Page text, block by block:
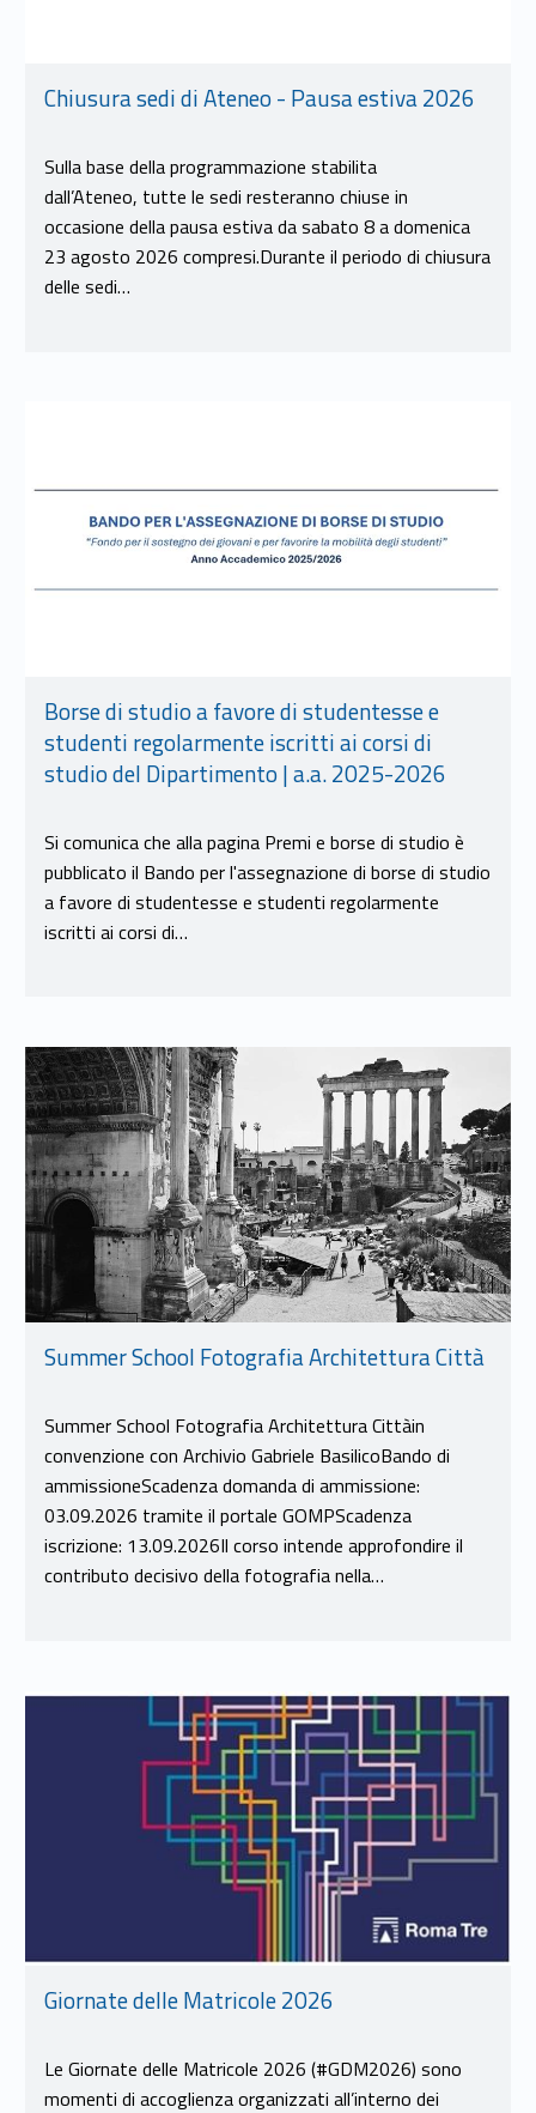
Chiusura sedi di Ateneo - Pausa estiva 2026
Sulla base della programmazione stabilita
dall’Ateneo, tutte le sedi resteranno chiuse in
occasione della pausa estiva da sabato 8 a domenica
23 agosto 2026 compresi.Durante il periodo di chiusura
delle sedi…
Borse di studio a favore di studentesse e
studenti regolarmente iscritti ai corsi di
studio del Dipartimento | a.a. 2025-2026
Si comunica che alla pagina Premi e borse di studio è
pubblicato il Bando per l'assegnazione di borse di studio
a favore di studentesse e studenti regolarmente
iscritti ai corsi di…
Link identifier #identifier__137242-9
Summer School Fotografia Architettura Città
Summer School Fotografia Architettura Cittàin
convenzione con Archivio Gabriele BasilicoBando di
ammissioneScadenza domanda di ammissione:
03.09.2026 tramite il portale GOMPScadenza
iscrizione: 13.09.2026Il corso intende approfondire il
contributo decisivo della fotografia nella…
Link identifier #identifier__1388-10
Giornate delle Matricole 2026
Le Giornate delle Matricole 2026 (#GDM2026) sono
momenti di accoglienza organizzati all’interno dei